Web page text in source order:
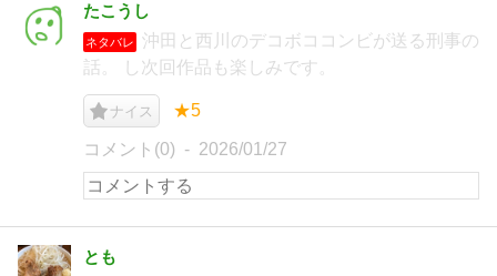
たこうし
ネタバレ
沖田と西川のデコボココンビが送る刑事の
話。 し次回作品も楽しみです。
ナイス ★5
コメント(0) 2026/01/27
とも